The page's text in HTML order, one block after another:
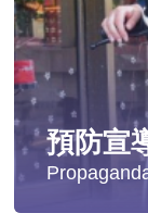
預防宣